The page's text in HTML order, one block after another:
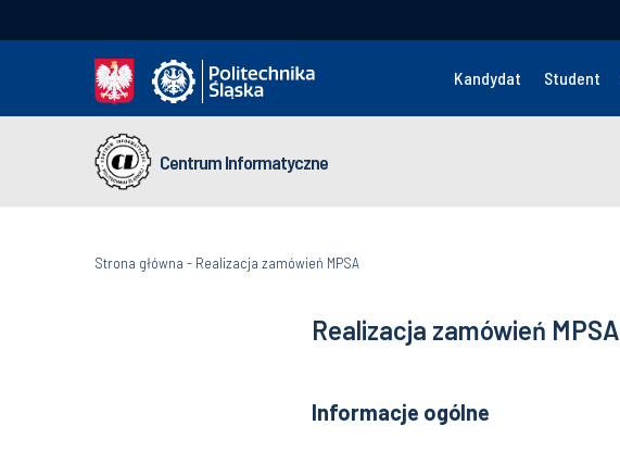
Kandydat Student
Centrum Informatyczne
Strona główna - Realizacja zamówień MPSA
Realizacja zamówień MPSA
Informacje ogólne